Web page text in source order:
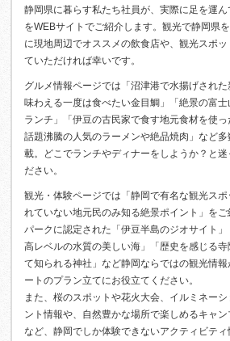
静岡県に暮らす私たち社員が、実際に足を運
をWEBサイトでご紹介します。観光で静岡県
に現地周辺でオススメの飲食店や、観光スポ
ていただければ幸いです。
グルメ情報ページでは「沼津港で水揚げされ
味わえる一度は食べたい金目鯛」「絶景の富
ランチ」「伊豆の古民家で食す地元食材を使
話題沸騰の人気のラーメンや絶品焼肉」など
載。どこでランチやディナーをしようか？と迷
ださい。
観光・体験ページでは「静岡で有名な観光ス
れていない地元民のみ知る絶景ポイント」を
パークに認定された「伊豆半島のジオサイト
高レベルの水質の美しい海」「歴史を感じる
て知られる神社」など静岡ならではの観光情
ートのプラン立てにお役立てください。
また、桜のスポットや花火大会、イルミネー
ント情報や、自然豊かな場所で楽しめるキャ
など、静岡でしか体験できないアクティビティ